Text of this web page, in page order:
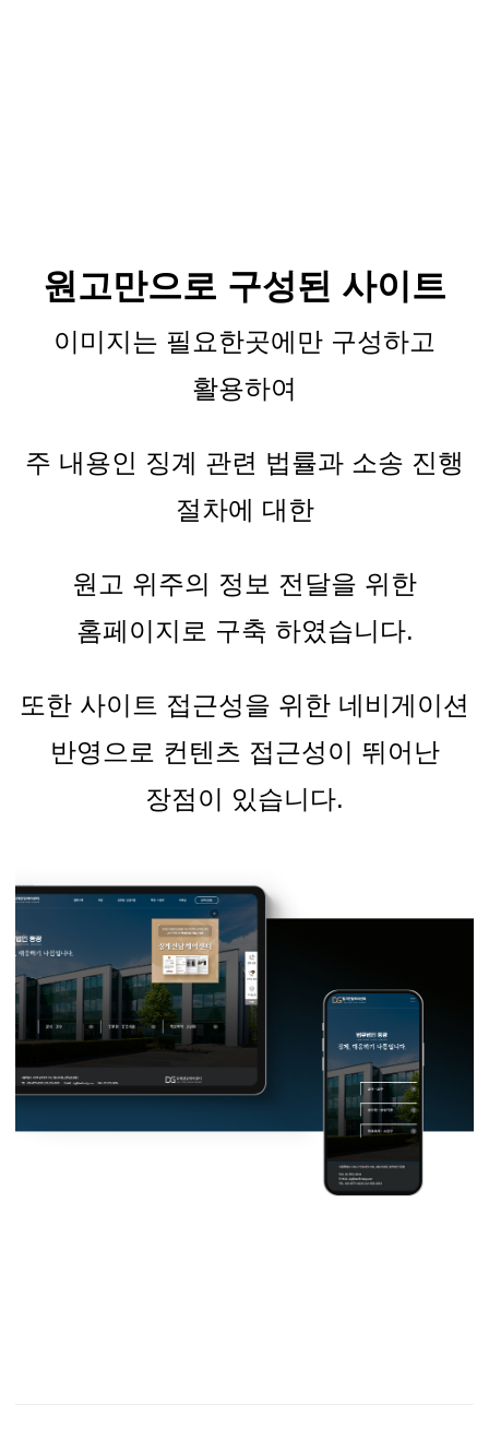
원고만으로 구성된 사이트
이미지는 필요한곳에만 구성하고
활용하여
주 내용인 징계 관련 법률과 소송 진행
절차에 대한
원고 위주의 정보 전달을 위한
홈페이지로 구축 하였습니다.
또한 사이트 접근성을 위한 네비게이션
반영으로 컨텐츠 접근성이 뛰어난
장점이 있습니다.